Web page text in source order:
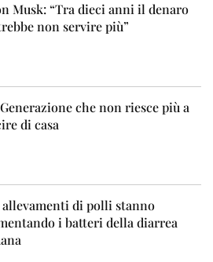
Musk: “Tra dieci anni il denaro
non servire più”
che non riesce più a
di casa
di polli stanno
i batteri della diarrea